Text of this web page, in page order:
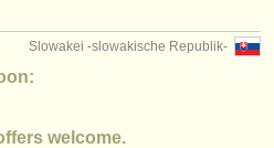
Slowakei -slowakische Republik-
welcome.